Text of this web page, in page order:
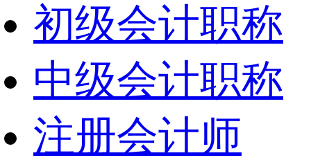
初级会计职称
中级会计职称
注册会计师